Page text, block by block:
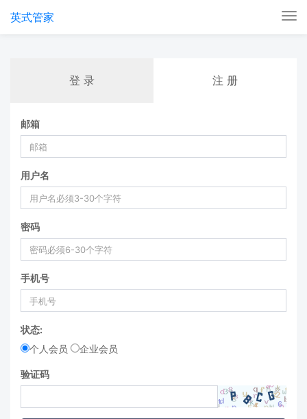
英式管家
登 录 注 册
邮箱
用户名
密码
手机号
状态:
个人会员
企业会员
验证码